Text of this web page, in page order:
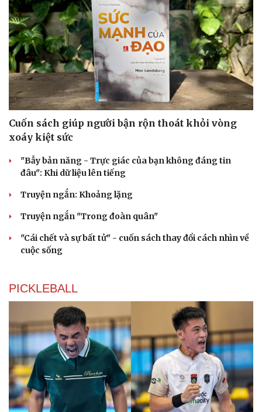
Cải chính
Cuốn sách giúp người bận rộn thoát khỏi vòng
xoáy kiệt sức
"Bẫy bản năng - Trực giác của bạn không đáng tin
đâu": Khi dữ liệu lên tiếng
Truyện ngắn: Khoảng lặng
Truyện ngắn "Trong đoàn quân"
"Cái chết và sự bất tử" - cuốn sách thay đổi cách nhìn về
cuộc sống
PICKLEBALL